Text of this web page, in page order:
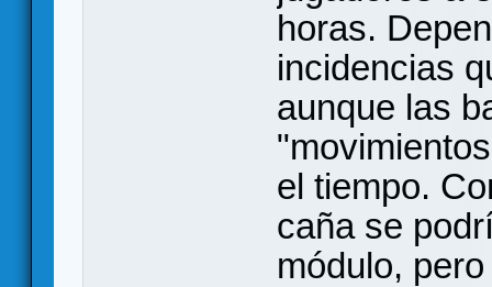
horas.
incidencias
aunque las
el tiempo.
caña se
módulo,